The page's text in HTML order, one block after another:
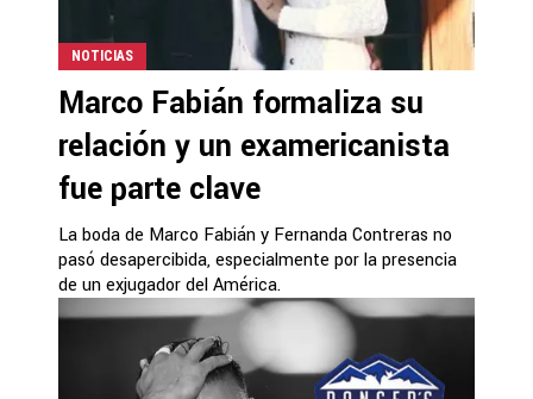
NOTICIAS
Marco Fabián formaliza su
relación y un examericanista
fue parte clave
La boda de Marco Fabián y Fernanda Contreras no
pasó desapercibida, especialmente por la presencia
de un exjugador del América.